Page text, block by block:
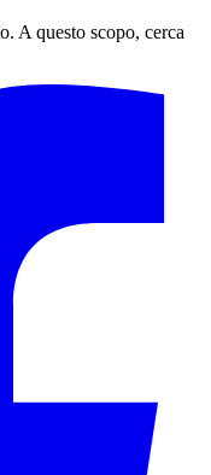
A questo scopo, cerca